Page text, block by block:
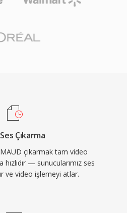
Ses Çıkarma
çıkarmak tam video
— sunucularımız ses
ve video işlemeyi atlar.